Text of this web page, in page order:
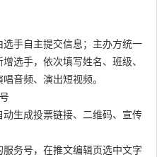
手自主提交信息；主办方统一
选手，依次填写姓名、班级、
音频、演出短视频。
生成投票链接、二维码、宣传
务号，在推文编辑页选中文字